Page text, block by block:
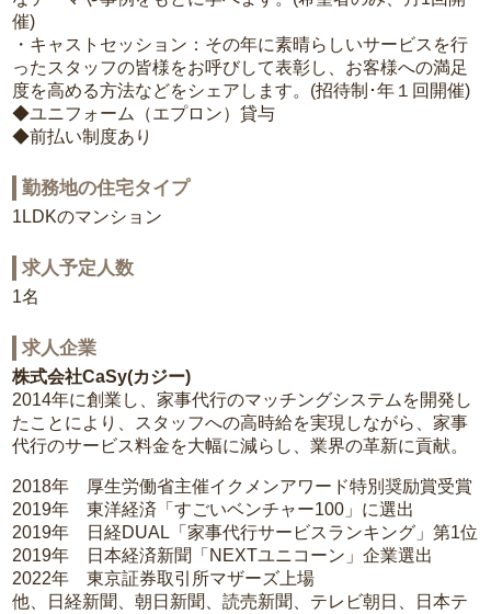
催)
・キャストセッション：その年に素晴らしいサービスを行
ったスタッフの皆様をお呼びして表彰し、お客様への満足
度を高める方法などをシェアします。(招待制･年１回開催)
◆ユニフォーム（エプロン）貸与
◆前払い制度あり
勤務地の住宅タイプ
1LDKのマンション
求人予定人数
1名
求人企業
株式会社CaSy(カジー)
2014年に創業し、家事代行のマッチングシステムを開発し
たことにより、スタッフへの高時給を実現しながら、家事
代行のサービス料金を大幅に減らし、業界の革新に貢献。
2018年 厚生労働省主催イクメンアワード特別奨励賞受賞
2019年 東洋経済「すごいベンチャー100」に選出
2019年 日経DUAL「家事代行サービスランキング」第1位
2019年 日本経済新聞「NEXTユニコーン」企業選出
2022年 東京証券取引所マザーズ上場
他、日経新聞、朝日新聞、読売新聞、テレビ朝日、日本テ